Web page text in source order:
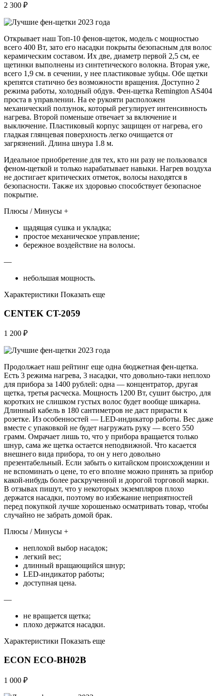
2 300 ₽
Открывает наш Топ-10 фенов-щеток, модель с мощностью
всего 400 Вт, зато его насадки покрыты безопасным для волос
керамическим составом. Их две, диаметр первой 2,5 см, ее
щетинки выполнены из синтетического волокна. Вторая уже,
всего 1,9 см. в сечении, у нее пластиковые зубцы. Обе щетки
крепятся статично без возможности вращения. Доступно 2
режима работы, холодный обдув. Фен-щетка Remington AS404
проста в управлении. На ее рукояти расположен
механический ползунок, который регулирует интенсивность
нагрева. Второй поменьше отвечает за включение и
выключение. Пластиковый корпус защищен от нагрева, его
гладкая глянцевая поверхность легко очищается от
загрязнений. Длина шнура 1.8 м.
Идеальное приобретение для тех, кто ни разу не пользовался
феном-щеткой и только нарабатывает навыки. Нагрев воздуха
не достигает критических отметок, волосы находятся в
безопасности. Также их здоровью способствует безопасное
покрытие.
Плюсы / Минусы +
щадящая сушка и укладка;
простое механическое управление;
бережное воздействие на волосы.
—
небольшая мощность.
Характеристики Показать еще
CENTEK CT-2059
1 200 ₽
Продолжает наш рейтинг еще одна бюджетная фен-щетка.
Есть 3 режима нагрева, 3 насадки, что довольно-таки неплохо
для прибора за 1400 рублей: одна — концентратор, другая
щетка, третья расческа. Мощность 1200 Вт, сушит быстро, для
коротких не слишком густых волос будет вообще шикарна.
Длинный кабель в 180 сантиметров не даст прирасти к
розетке. Из особенностей — LED-индикатор работы. Вес даже
вместе с упаковкой не будет нагружать руку — всего 550
грамм. Омрачает лишь то, что у прибора вращается только
шнур, сама же щетка остается неподвижной. Что касается
внешнего вида прибора, то он у него довольно
презентабельный. Если забыть о китайском происхождении и
не вспоминать о цене, то его вполне можно принять за прибор
какой-нибудь более раскрученной и дорогой торговой марки.
В отзывах пишут, что у некоторых экземпляров плохо
держатся насадки, поэтому во избежание неприятностей
перед покупкой лучше хорошенько осматривать товар, чтобы
случайно не забрать домой брак.
Плюсы / Минусы +
неплохой выбор насадок;
легкий вес;
длинный вращающийся шнур;
LED-индикатор работы;
доступная цена.
—
не вращается щетка;
плохо держатся насадки.
Характеристики Показать еще
ECON ECO-BH02B
1 000 ₽